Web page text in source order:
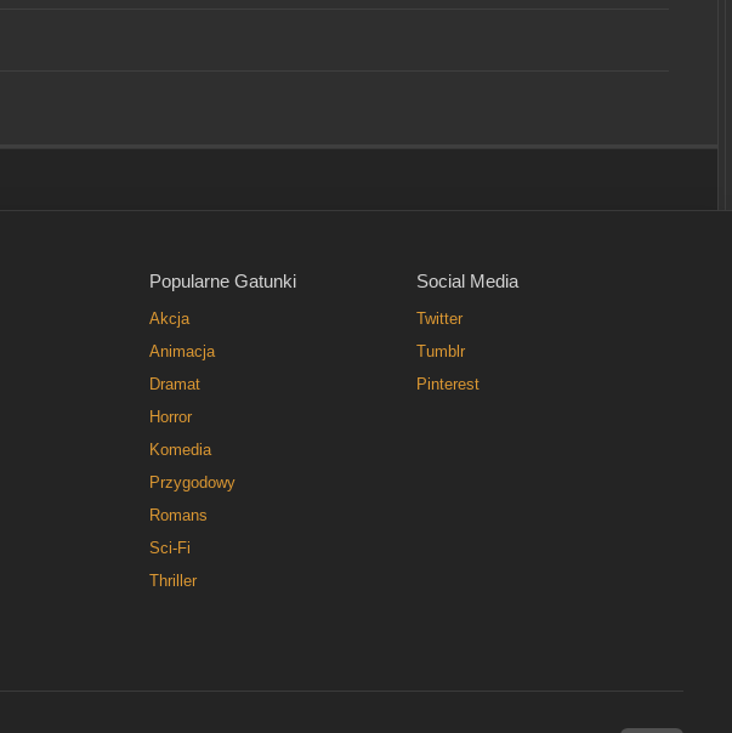
Popularne Gatunki
Akcja
Animacja
Dramat
Horror
Komedia
Przygodowy
Romans
Sci-Fi
Thriller
Social Media
Twitter
Tumblr
Pinterest